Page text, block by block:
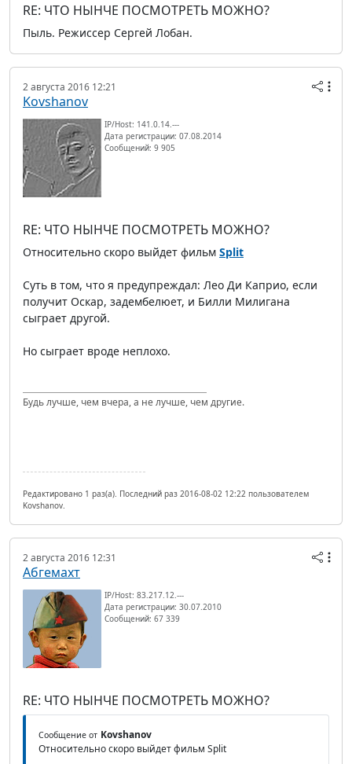
RE: ЧТО НЫНЧЕ ПОСМОТРЕТЬ МОЖНО?
Пыль. Режиссер Сергей Лобан.
2 августа 2016 12:21
Kovshanov
IP/Host: 141.0.14.---
Дата регистрации: 07.08.2014
Сообщений: 9 905
RE: ЧТО НЫНЧЕ ПОСМОТРЕТЬ МОЖНО?
Относительно скоро выйдет фильм Split
Суть в том, что я предупреждал: Лео Ди Каприо, если
получит Оскар, задембелюет, и Билли Милигана
сыграет другой.
Но сыграет вроде неплохо.
Будь лучше, чем вчера, а не лучше, чем другие.
Редактировано 1 раз(а). Последний раз 2016-08-02 12:22 пользователем
Kovshanov.
2 августа 2016 12:31
Абгемахт
IP/Host: 83.217.12.---
Дата регистрации: 30.07.2010
Сообщений: 67 339
RE: ЧТО НЫНЧЕ ПОСМОТРЕТЬ МОЖНО?
Сообщение от Kovshanov
Относительно скоро выйдет фильм Split